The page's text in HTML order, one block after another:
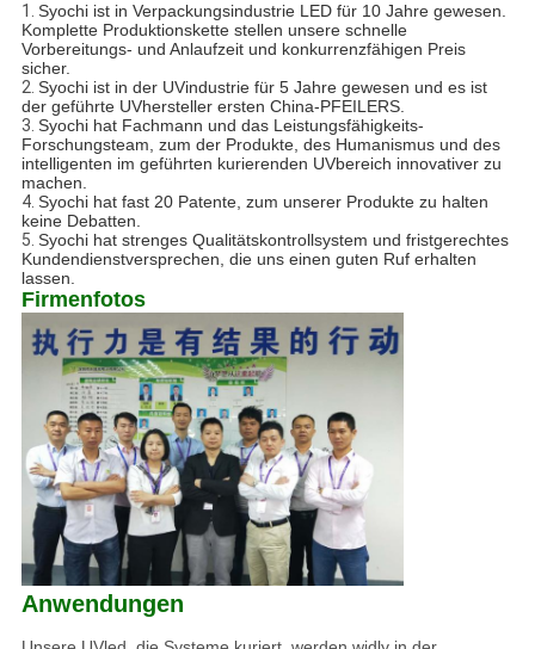
1. Syochi ist in Verpackungsindustrie LED für 10 Jahre gewesen.
Komplette Produktionskette stellen unsere schnelle
Vorbereitungs- und Anlaufzeit und konkurrenzfähigen Preis
sicher.
2. Syochi ist in der UVindustrie für 5 Jahre gewesen und es ist
der geführte UVhersteller ersten China-PFEILERS.
3. Syochi hat Fachmann und das Leistungsfähigkeits-
Forschungsteam, zum der Produkte, des Humanismus und des
intelligenten im geführten kurierenden UVbereich innovativer zu
machen.
4. Syochi hat fast 20 Patente, zum unserer Produkte zu halten
keine Debatten.
5. Syochi hat strenges Qualitätskontrollsystem und fristgerechtes
Kundendienstversprechen, die uns einen guten Ruf erhalten
lassen.
Firmenfotos
Anwendungen